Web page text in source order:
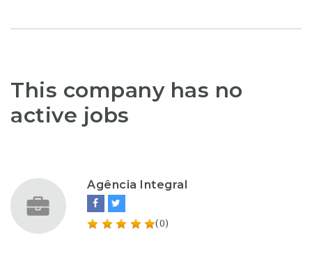
This company has no
active jobs
Agência Integral
(0)